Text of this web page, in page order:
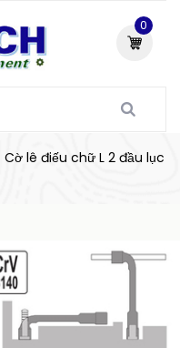
0
Cờ lê điếu chữ L 2 đầu lục